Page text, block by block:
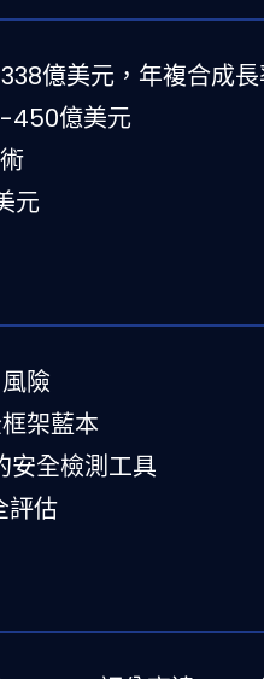
億美元，年複合成長
450億美元
元
險
架藍本
全檢測工具
評估